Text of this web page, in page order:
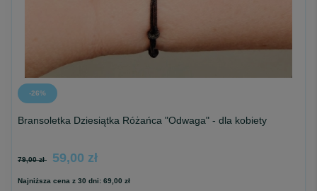
-26%
Bransoletka Dziesiątka Różańca "Odwaga" - dla kobiety
79,00 zł 59,00 zł
Najniższa cena z 30 dni: 69,00 zł